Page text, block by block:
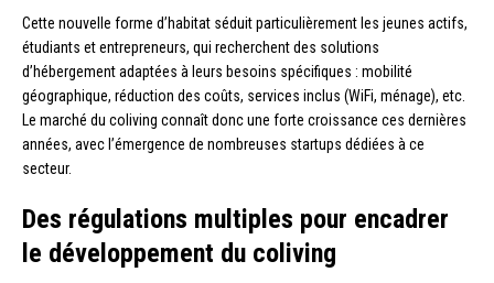
Cette nouvelle forme d’habitat séduit particulièrement les jeunes actifs,
étudiants et entrepreneurs, qui recherchent des solutions
d’hébergement adaptées à leurs besoins spécifiques : mobilité
géographique, réduction des coûts, services inclus (WiFi, ménage), etc.
Le marché du coliving connaît donc une forte croissance ces dernières
années, avec l’émergence de nombreuses startups dédiées à ce
secteur.
Des régulations multiples pour encadrer
le développement du coliving